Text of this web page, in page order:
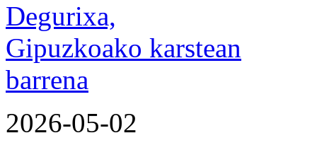
Degurixa,
Gipuzkoako karstean
barrena
2026-05-02